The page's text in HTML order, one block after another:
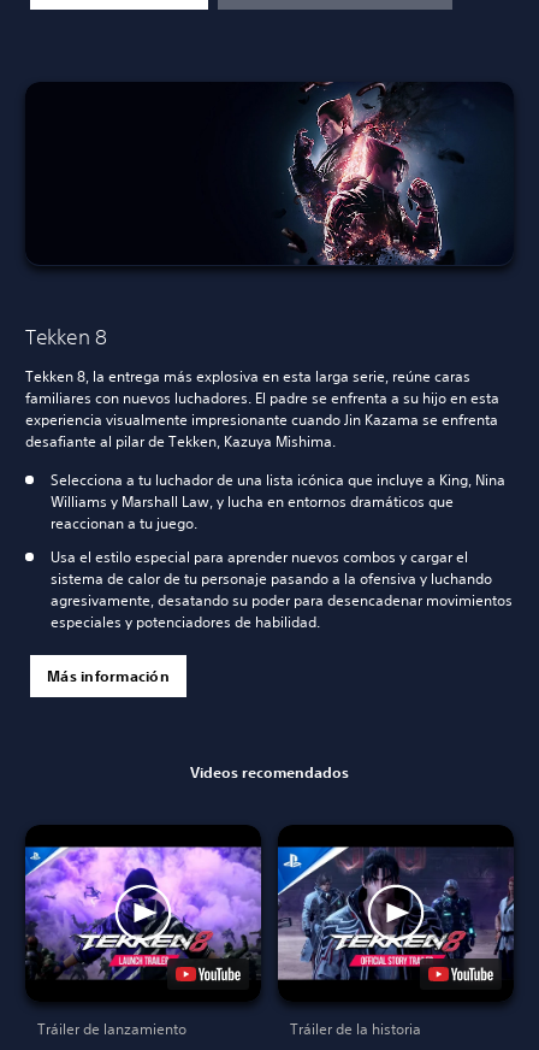
Tekken 8
Tekken 8, la entrega más explosiva en esta larga serie, reúne caras
familiares con nuevos luchadores. El padre se enfrenta a su hijo en esta
experiencia visualmente impresionante cuando Jin Kazama se enfrenta
desafiante al pilar de Tekken, Kazuya Mishima.
Selecciona a tu luchador de una lista icónica que incluye a King, Nina
Williams y Marshall Law, y lucha en entornos dramáticos que
reaccionan a tu juego.
Usa el estilo especial para aprender nuevos combos y cargar el
sistema de calor de tu personaje pasando a la ofensiva y luchando
agresivamente, desatando su poder para desencadenar movimientos
especiales y potenciadores de habilidad.
Más información
Videos recomendados
Tráiler de lanzamiento Tráiler de la historia